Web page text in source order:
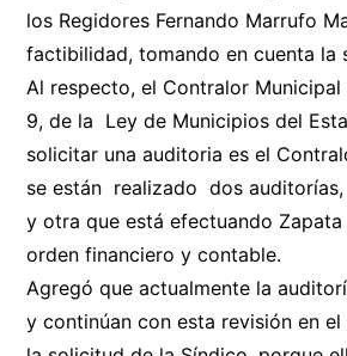
los Regidores Fernando Marrufo
factibilidad, tomando en cuenta la
Al respecto, el Contralor
9, de la Ley de Municipios del
solicitar una auditoria es el
se están realizado dos
y otra que está efectuando
orden financiero y contable.
Agregó que actualmente la
y continúan con esta revisión en